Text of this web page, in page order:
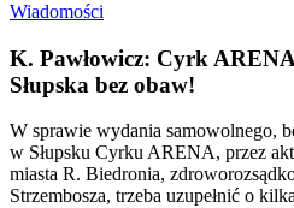
Wiadomości
K. Pawłowicz: Cyrk
Słupska bez obaw!
W sprawie wydania samowolnego,
w Słupsku Cyrku ARENA, przez
miasta R. Biedronia,
Strzembosza, trzeba uzupełnić o